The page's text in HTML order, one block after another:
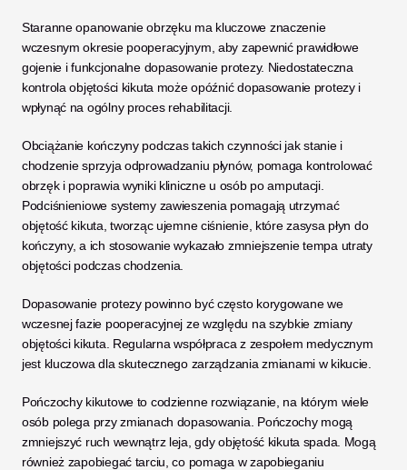
Staranne opanowanie obrzęku ma kluczowe znaczenie
wczesnym okresie pooperacyjnym, aby zapewnić prawidłowe
gojenie i funkcjonalne dopasowanie protezy. Niedostateczna
kontrola objętości kikuta może opóźnić dopasowanie protezy i
wpłynąć na ogólny proces rehabilitacji.
Obciążanie kończyny podczas takich czynności jak stanie i
chodzenie sprzyja odprowadzaniu płynów, pomaga kontrolować
obrzęk i poprawia wyniki kliniczne u osób po amputacji.
Podciśnieniowe systemy zawieszenia pomagają utrzymać
objętość kikuta, tworząc ujemne ciśnienie, które zasysa płyn do
kończyny, a ich stosowanie wykazało zmniejszenie tempa utraty
objętości podczas chodzenia.
Dopasowanie protezy powinno być często korygowane we
wczesnej fazie pooperacyjnej ze względu na szybkie zmiany
objętości kikuta. Regularna współpraca z zespołem medycznym
jest kluczowa dla skutecznego zarządzania zmianami w kikucie.
Pończochy kikutowe to codzienne rozwiązanie, na którym wiele
osób polega przy zmianach dopasowania. Pończochy mogą
zmniejszyć ruch wewnątrz leja, gdy objętość kikuta spada. Mogą
również zapobiegać tarciu, co pomaga w zapobieganiu